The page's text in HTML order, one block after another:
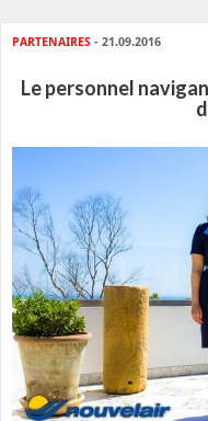
PARTENAIRES - 21.09.2016
Le personnel